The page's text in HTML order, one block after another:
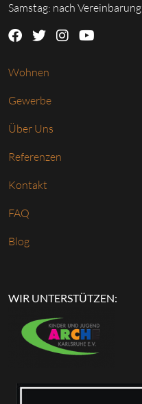
Samstag: nach Vereinbarung
Wohnen
Gewerbe
Über Uns
Referenzen
Kontakt
FAQ
Blog
WIR UNTERSTÜTZEN: